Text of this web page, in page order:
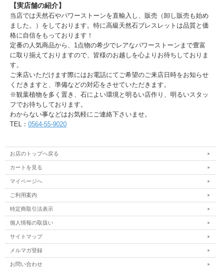
【実店舗の紹介】
当店では天然石やパワーストーンを直輸入し、販売（卸し販売も始め
ました。）をしております。特に高級天然石ブレスレットは品質と価
格に自信をもっております！
定番の人気商品から、1点物の希少でレアなパワーストーンまで豊富
に取り揃えておりますので、皆様のお越しを心よりお待ちしておりま
す。
ご来店いただけます際にはお電話にてご希望のご来店日時をお知らせ
くだきますと、準備などの対応をさせていただきます。
※観葉植物を多く置き、石によい環境と明るい店作り、明るいスタッ
フでお待ちしております。
わからない事などはお気軽にご連絡下さいませ。
TEL： 0564-55-9020
お店のトップへ戻る
カートを見る
マイページへ
ご利用案内
特定商取引法表示
個人情報の取扱い
サイトマップ
メルマガ登録
お問い合わせ